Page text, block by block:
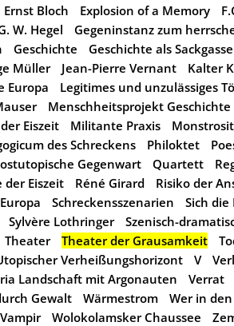
Ernst Bloch Explosion of a Memory
W. Hegel Gegeninstanz zum
Geschichte Geschichte als Sackgasse
Müller Jean-Pierre Vernant Kalter
Europa
Legitimes und unzulässiges
Menschheitsprojekt Geschichte
Eiszeit
Militante Praxis
des Schreckens Philoktet
Gegenwart Quartett
der Eiszeit
Réné Girard Risiko der
Schreckensszenarien
Sich
Sylvère Lothringer Szenisch-
Theater Theater der Grausamkeit
Verheißungshorizont V
Landschaft mit Argonauten
Verrat
Gewalt
Wärmestrom
Wer in
Wolokolamsker Chaussee